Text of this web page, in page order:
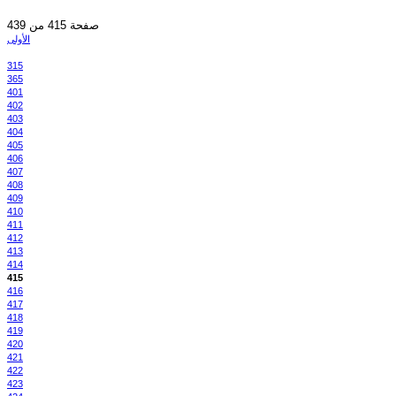
صفحة 415 من 439
الأولى
315
365
401
402
403
404
405
406
407
408
409
410
411
412
413
414
415
416
417
418
419
420
421
422
423